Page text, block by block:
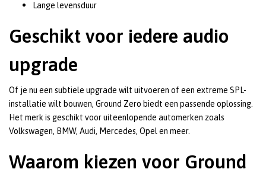
Lange levensduur
Geschikt voor iedere audio
upgrade
Of je nu een subtiele upgrade wilt uitvoeren of een extreme SPL-
installatie wilt bouwen, Ground Zero biedt een passende oplossing.
Het merk is geschikt voor uiteenlopende automerken zoals
Volkswagen, BMW, Audi, Mercedes, Opel en meer.
Waarom kiezen voor Ground